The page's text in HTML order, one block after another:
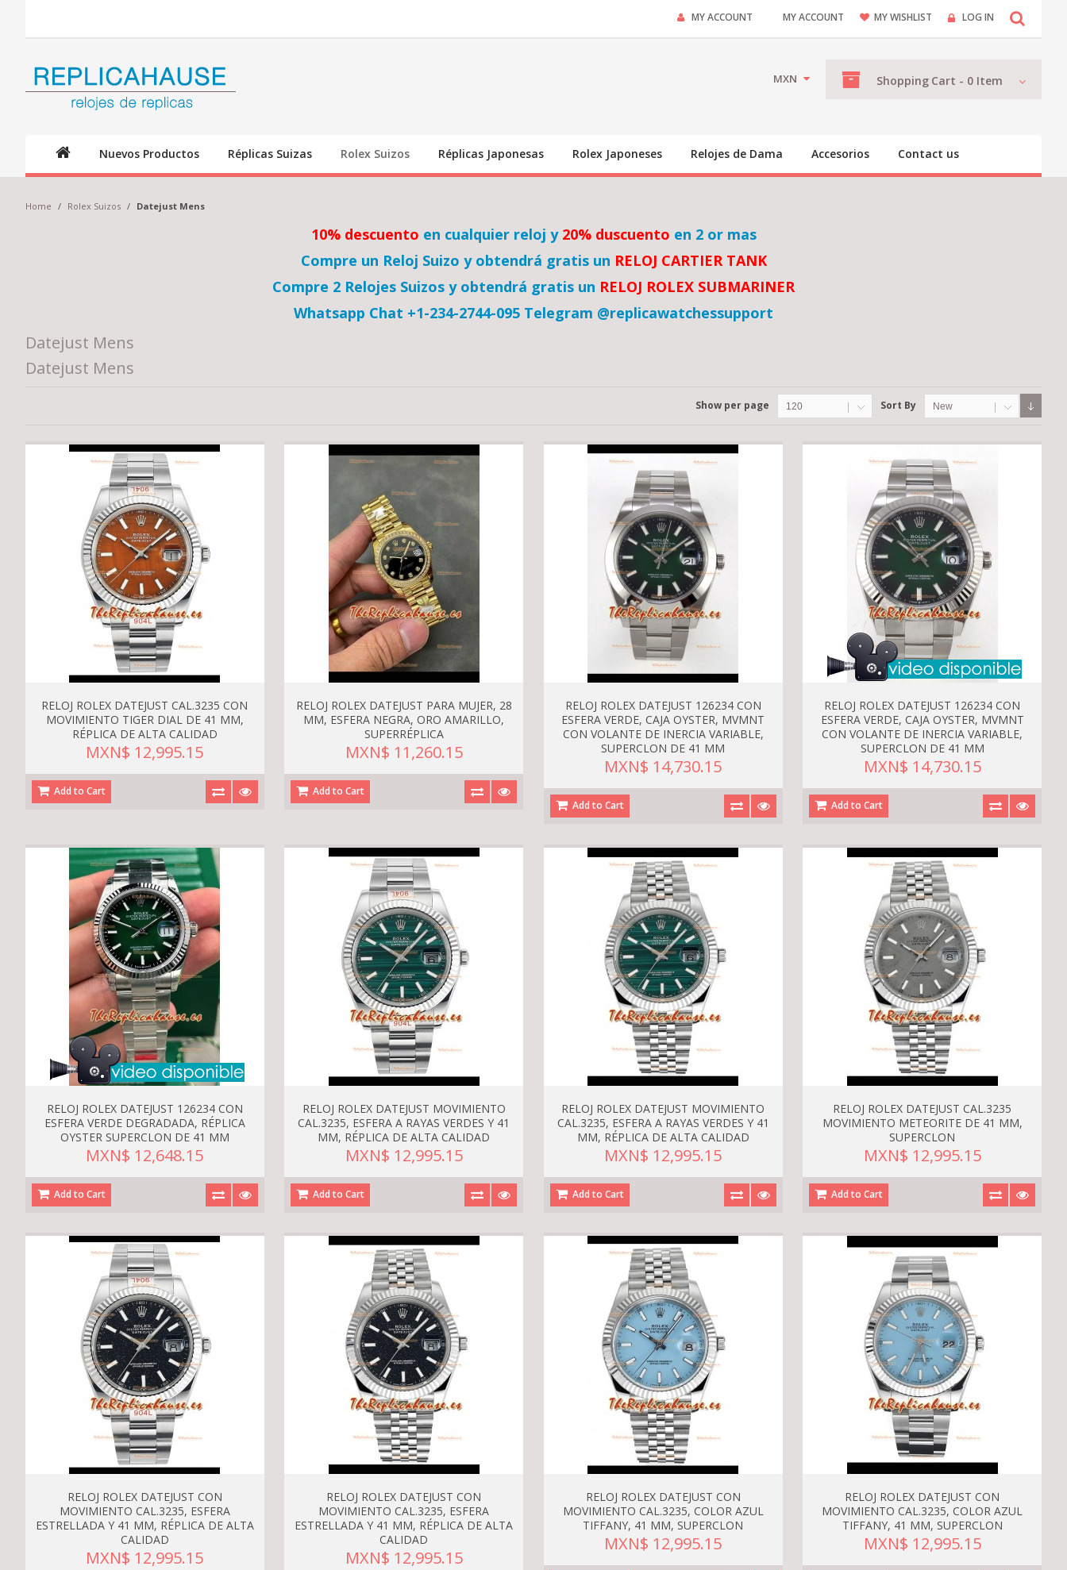
MY ACCOUNT MY ACCOUNT MY WISHLIST LOG IN
Shopping Cart - 0 Item
MXN
Nuevos Productos Réplicas Suizas Rolex Suizos Réplicas Japonesas Rolex Japoneses Relojes de Dama Accesorios Contact us
Home / Rolex Suizos / Datejust Mens
10% descuento en cualquier reloj y 20% duscuento en 2 or mas
Compre un Reloj Suizo y obtendrá gratis un RELOJ CARTIER TANK
Compre 2 Relojes Suizos y obtendrá gratis un RELOJ ROLEX SUBMARINER
Whatsapp Chat +1-234-2744-095 Telegram @replicawatchessupport
Datejust Mens
Datejust Mens
Sort By New
Show per page 120
RELOJ ROLEX DATEJUST CAL.3235 CON
MOVIMIENTO TIGER DIAL DE 41 MM,
RÉPLICA DE ALTA CALIDAD
MXN$ 12,995.15
Add to Cart
RELOJ ROLEX DATEJUST PARA MUJER, 28
MM, ESFERA NEGRA, ORO AMARILLO,
SUPERRÉPLICA
MXN$ 11,260.15
Add to Cart
RELOJ ROLEX DATEJUST 126234 CON
ESFERA VERDE, CAJA OYSTER, MVMNT
CON VOLANTE DE INERCIA VARIABLE,
SUPERCLON DE 41 MM
MXN$ 14,730.15
Add to Cart
RELOJ ROLEX DATEJUST 126234 CON
ESFERA VERDE, CAJA OYSTER, MVMNT
CON VOLANTE DE INERCIA VARIABLE,
SUPERCLON DE 41 MM
MXN$ 14,730.15
Add to Cart
RELOJ ROLEX DATEJUST 126234 CON
ESFERA VERDE DEGRADADA, RÉPLICA
OYSTER SUPERCLON DE 41 MM
MXN$ 12,648.15
Add to Cart
RELOJ ROLEX DATEJUST MOVIMIENTO
CAL.3235, ESFERA A RAYAS VERDES Y 41
MM, RÉPLICA DE ALTA CALIDAD
MXN$ 12,995.15
Add to Cart
RELOJ ROLEX DATEJUST MOVIMIENTO
CAL.3235, ESFERA A RAYAS VERDES Y 41
MM, RÉPLICA DE ALTA CALIDAD
MXN$ 12,995.15
Add to Cart
RELOJ ROLEX DATEJUST CAL.3235
MOVIMIENTO METEORITE DE 41 MM,
SUPERCLON
MXN$ 12,995.15
Add to Cart
RELOJ ROLEX DATEJUST CON
MOVIMIENTO CAL.3235, ESFERA
ESTRELLADA Y 41 MM, RÉPLICA DE ALTA
CALIDAD
MXN$ 12,995.15
RELOJ ROLEX DATEJUST CON
MOVIMIENTO CAL.3235, ESFERA
ESTRELLADA Y 41 MM, RÉPLICA DE ALTA
CALIDAD
MXN$ 12,995.15
RELOJ ROLEX DATEJUST CON
MOVIMIENTO CAL.3235, COLOR AZUL
TIFFANY, 41 MM, SUPERCLON
MXN$ 12,995.15
RELOJ ROLEX DATEJUST CON
MOVIMIENTO CAL.3235, COLOR AZUL
TIFFANY, 41 MM, SUPERCLON
MXN$ 12,995.15